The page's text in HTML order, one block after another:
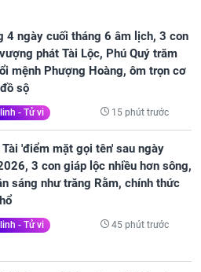
4 ngày cuối tháng 6 âm lịch, 3 con
phát Tài Lộc, Phú Quý trăm
mệnh Phượng Hoàng, ôm trọn cơ
sộ
- Tử vi 15 phút trước
Tài 'điểm mặt gọi tên' sau ngày
3 con giáp lộc nhiều hơn sông,
sáng như trăng Rằm, chính thức
- Tử vi 45 phút trước